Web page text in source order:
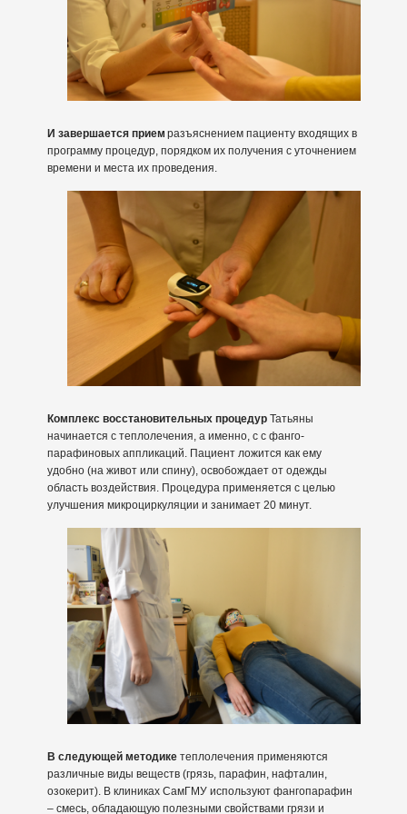
И завершается прием разъяснением пациенту входящих в
программу процедур, порядком их получения с уточнением
времени и места их проведения.
Комплекс восстановительных процедурТатьяны
начинается с теплолечения, а именно, с с фанго-
парафиновых аппликаций. Пациент ложится как ему
удобно (на живот или спину), освобождает от одежды
область воздействия. Процедура применяется с целью
улучшения микроциркуляции и занимает 20 минут.
В следующей методикетеплолечения применяются
различные виды веществ (грязь, парафин, нафталин,
озокерит). В клиниках СамГМУ используют фангопарафин
– смесь, обладающую полезными свойствами грязи и